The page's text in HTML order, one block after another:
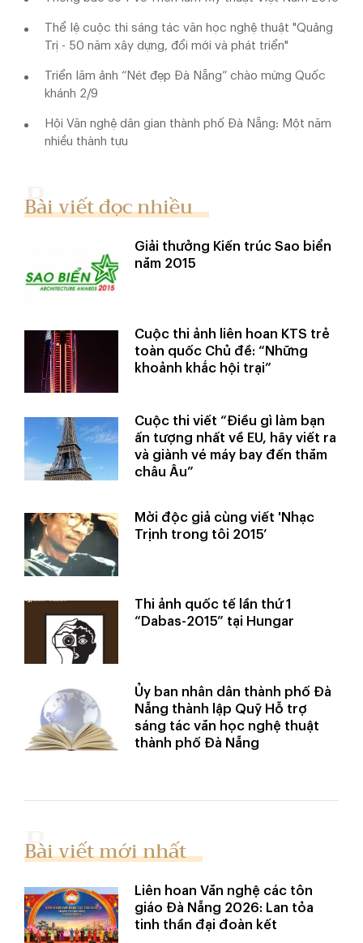
Thể lệ cuộc thi sáng tác văn học nghệ thuật "Quảng
Trị - 50 năm xây dựng, đổi mới và phát triển"
Triển lãm ảnh “Nét đẹp Đà Nẵng” chào mừng Quốc
khánh 2/9
Hội Văn nghệ dân gian thành phố Đà Nẵng: Một năm
nhiều thành tựu
Bài viết đọc nhiều
Giải thưởng Kiến trúc Sao biển
năm 2015
Cuộc thi ảnh liên hoan KTS trẻ
toàn quốc Chủ đề: “Những
khoảnh khắc hội trại”
Cuộc thi viết “Điều gì làm bạn
ấn tượng nhất về EU, hãy viết ra
và giành vé máy bay đến thăm
châu Âu”
Mời độc giả cùng viết 'Nhạc
Trịnh trong tôi 2015’
Thi ảnh quốc tế lần thứ 1
“Dabas-2015” tại Hungar
Ủy ban nhân dân thành phố Đà
Nẵng thành lập Quỹ Hỗ trợ
sáng tác văn học nghệ thuật
thành phố Đà Nẵng
Bài viết mới nhất
Liên hoan Văn nghệ các tôn
giáo Đà Nẵng 2026: Lan tỏa
tinh thần đại đoàn kết